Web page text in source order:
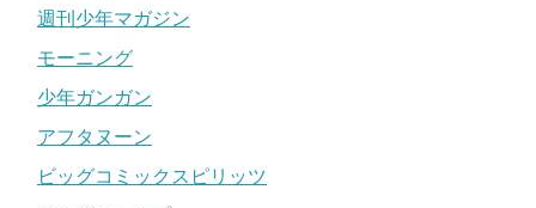
週刊少年マガジン
モーニング
少年ガンガン
アフタヌーン
ビッグコミックスピリッツ